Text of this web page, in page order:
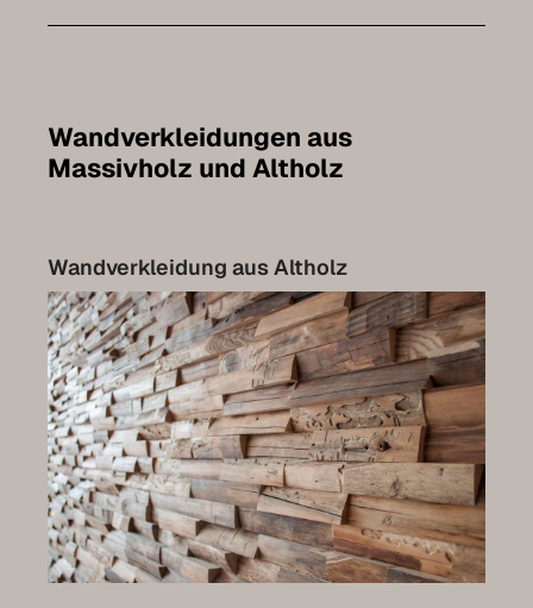
Wandverkleidungen aus
Massivholz und Altholz
Wandverkleidung aus Altholz
Türen
Küchen
Wandverkleidungen
Terrassen
Luxemburg-Kollektion
Möbel selbst planen
Referenzen